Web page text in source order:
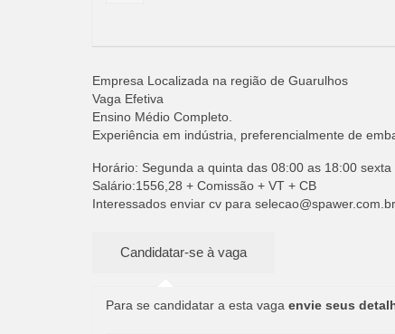
Empresa Localizada na região de Guarulhos
Vaga Efetiva
Ensino Médio Completo.
Experiência em indústria, preferencialmente de
Horário: Segunda a quinta das 08:00 as 18:00
Salário:1556,28 + Comissão + VT + CB
Interessados enviar cv para selecao@spawer.com.br
Para se candidatar a esta vaga envie seus